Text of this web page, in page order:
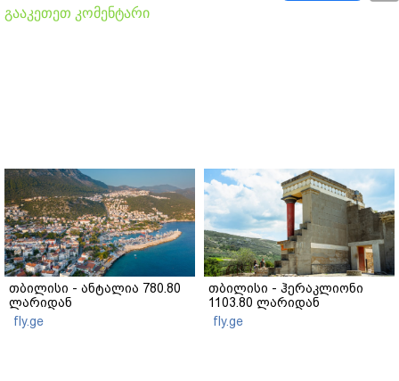
გააკეთეთ კომენტარი
თბილისი - ანტალია 780.80
ლარიდან
fly.ge
თბილისი - ჰერაკლიონი
1103.80 ლარიდან
fly.ge